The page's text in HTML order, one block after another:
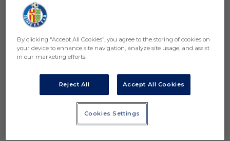
By clicking “Accept All Cookies”, you agree to the storing of cookies on
your device to enhance site navigation, analyze site usage, and assist
in our marketing efforts.
Reject All Accept All Cookies
Cookies Settings